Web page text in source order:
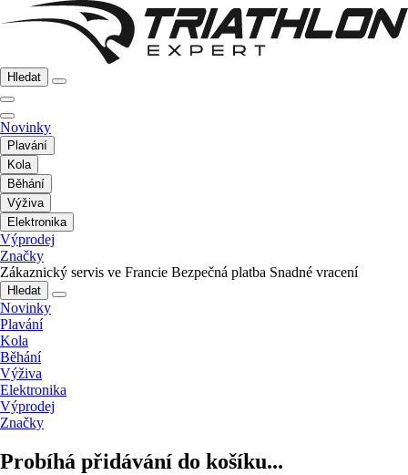
Hledat
Novinky
Plavání
Kola
Běhání
Výživa
Elektronika
Výprodej
Značky
Zákaznický servis ve Francie Bezpečná platba Snadné vracení
Hledat
Novinky
Plavání
Kola
Běhání
Výživa
Elektronika
Výprodej
Značky
Probíhá přidávání do košíku...